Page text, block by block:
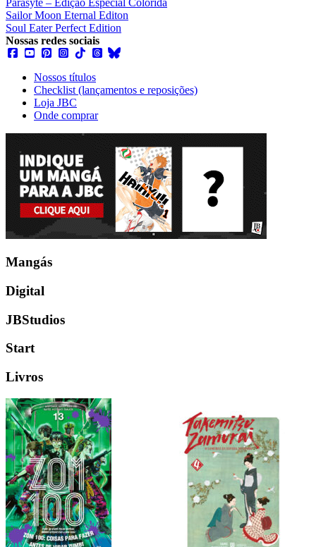
Sailor Moon Eternal Editon
Soul Eater Perfect Edition
Nossas redes sociais
Nossos títulos
Checklist (lançamentos e reposições)
Loja JBC
Onde comprar
Mangás
Digital
JBStudios
Start
Livros